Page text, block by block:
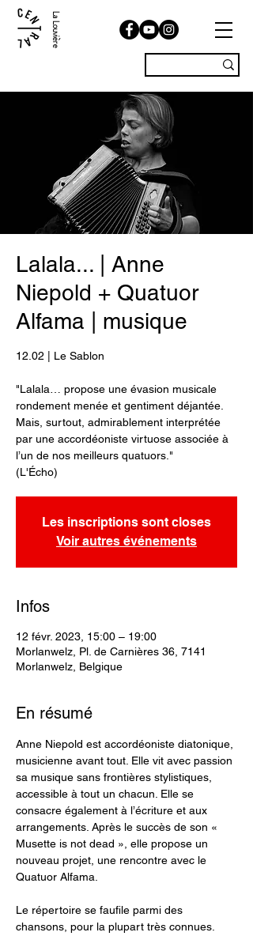
La Louvière
Lalala... | Anne
Niepold + Quatuor
Alfama | musique
12.02 | Le Sablon
"Lalala… propose une évasion musicale
rondement menée et gentiment déjantée.
Mais, surtout, admirablement interprétée
par une accordéoniste virtuose associée à
l’un de nos meilleurs quatuors."
(L'Écho)
Les inscriptions sont closes
Voir autres événements
Infos
12 févr. 2023, 15:00 – 19:00
Morlanwelz, Pl. de Carnières 36, 7141
Morlanwelz, Belgique
En résumé
Anne Niepold est accordéoniste diatonique,
musicienne avant tout. Elle vit avec passion
sa musique sans frontières stylistiques,
accessible à tout un chacun. Elle se
consacre également à l’écriture et aux
arrangements. Après le succès de son «
Musette is not dead », elle propose un
nouveau projet, une rencontre avec le
Quatuor Alfama.
Le répertoire se faufile parmi des
chansons, pour la plupart très connues.